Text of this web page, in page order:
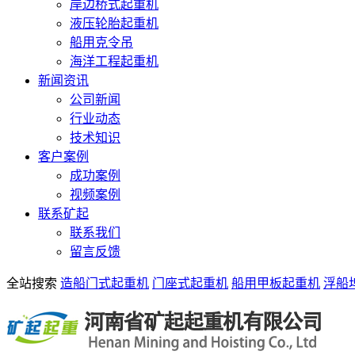
岸边桥式起重机
液压轮胎起重机
船用克令吊
海洋工程起重机
新闻资讯
公司新闻
行业动态
技术知识
客户案例
成功案例
视频案例
联系矿起
联系我们
留言反馈
全站搜索 造船门式起重机 门座式起重机 船用甲板起重机 浮船